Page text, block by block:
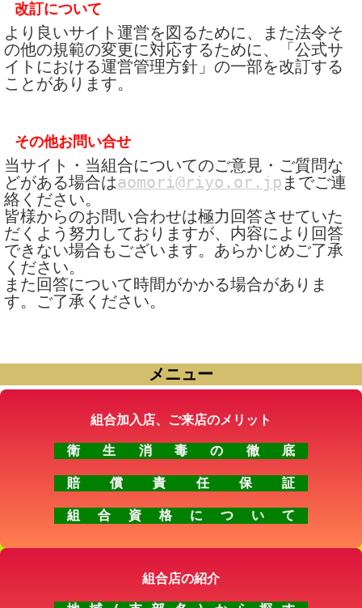
改訂について
より良いサイト運営を図るために、また法令そ
の他の規範の変更に対応するために、「公式サ
イトにおける運営管理方針」の一部を改訂する
ことがあります。
その他お問い合せ
当サイト・当組合についてのご意見・ご質問な
どがある場合はaomori@riyo.or.jpまでご連
絡ください。
皆様からのお問い合わせは極力回答させていた
だくよう努力しておりますが、内容により回答
できない場合もございます。あらかじめご了承
ください。
また回答について時間がかかる場合がありま
す。ご了承ください。
メニュー
組合加入店、ご来店のメリット
衛生消毒の徹底
賠償責任保証
組合資格について
組合店の紹介